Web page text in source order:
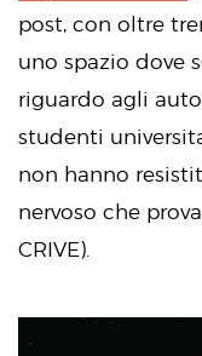
post, con oltre
uno spazio dove
riguardo agli
studenti
non hanno
nervoso che
CRIVE).